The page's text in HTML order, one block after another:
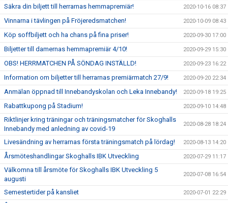
Säkra din biljett till herrarnas hemmapremiär! 2020-10-16 08:37
Vinnarna i tävlingen på Fröjeredsmatchen! 2020-10-09 08:43
Köp soffbiljett och ha chans på fina priser! 2020-09-30 17:00
Biljetter till damernas hemmapremiär 4/10! 2020-09-29 15:30
OBS! HERRMATCHEN PÅ SÖNDAG INSTÄLLD! 2020-09-23 16:22
Information om biljetter till herrarnas premiärmatch 27/9! 2020-09-20 22:34
Anmälan öppnad till Innebandyskolan och Leka Innebandy! 2020-09-18 19:25
Rabattkupong på Stadium! 2020-09-10 14:48
Riktlinjer kring träningar och träningsmatcher för Skoghalls
Innebandy med anledning av covid-19
2020-08-28 18:24
Livesändning av herrarnas första träningsmatch på lördag! 2020-08-13 14:20
Årsmöteshandlingar Skoghalls IBK Utveckling 2020-07-29 11:17
Välkomna till årsmöte för Skoghalls IBK Utveckling 5
augusti
2020-07-08 16:54
Semestertider på kansliet 2020-07-01 22:29